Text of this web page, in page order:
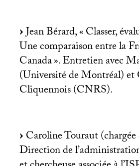
Jean Bérard, «Classer,
Une comparaison entre la
Canada». Entretien avec
(Université de Montréal) et
Cliquennois (CNRS).
Caroline Touraut (chargée
Direction de